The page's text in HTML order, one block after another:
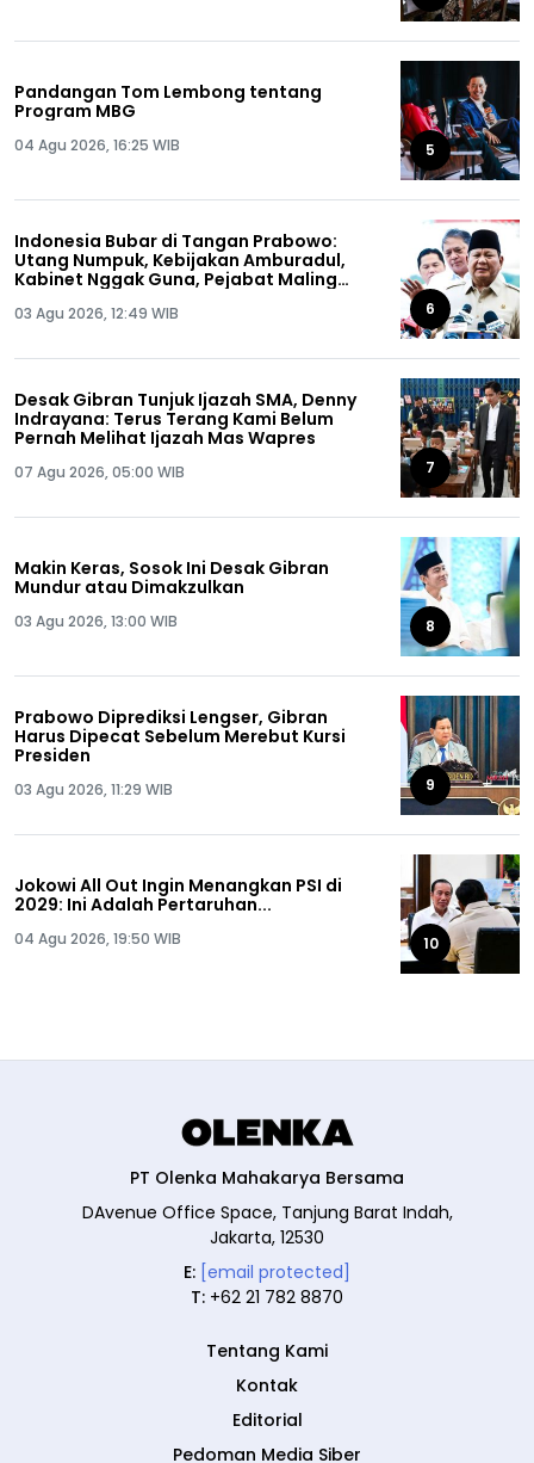
Pandangan Tom Lembong tentang
Program MBG
04 Agu 2026, 16:25 WIB 5
Indonesia Bubar di Tangan Prabowo:
Utang Numpuk, Kebijakan Amburadul,
Kabinet Nggak Guna, Pejabat Maling
03 Agu 2026, 12:49 WIB 6
Desak Gibran Tunjuk Ijazah SMA, Denny
Indrayana: Terus Terang Kami Belum
Pernah Melihat Ijazah Mas Wapres
07 Agu 2026, 05:00 WIB 7
Makin Keras, Sosok Ini Desak Gibran
Mundur atau Dimakzulkan
03 Agu 2026, 13:00 WIB 8
Prabowo Diprediksi Lengser, Gibran
Harus Dipecat Sebelum Merebut Kursi
Presiden
03 Agu 2026, 11:29 WIB 9
Jokowi All Out Ingin Menangkan PSI di
2029: Ini Adalah Pertaruhan...
04 Agu 2026, 19:50 WIB 10
PT Olenka Mahakarya Bersama
DAvenue Office Space, Tanjung Barat Indah,
Jakarta, 12530
E: [email protected]
T: +62 21 782 8870
Tentang Kami
Kontak
Editorial
Pedoman Media Siber